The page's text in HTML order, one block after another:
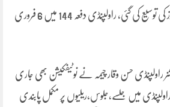
دفعہ 144 کے نفاذمیں 15 روز کی توسیع کی گئی، راولپنڈی دفعہ 144 میں 6 فروری
کمشنر راولپنڈی حسن وقار چیمہ نے نوٹیفکیشن بھی جاری
میں جلسے،جلوس،ریلیوں پر مکمل پابندی